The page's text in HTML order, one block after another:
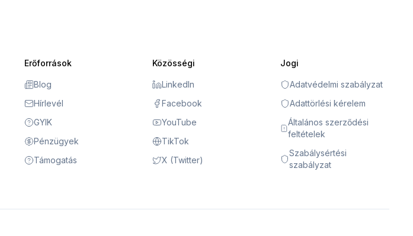
Erőforrások
Blog
Hírlevél
GYIK
Pénzügyek
Támogatás
Közösségi
LinkedIn
Facebook
YouTube
TikTok
X (Twitter)
Jogi
Adatvédelmi szabályzat
Adattörlési kérelem
Általános szerződési
feltételek
Szabálysértési
szabályzat